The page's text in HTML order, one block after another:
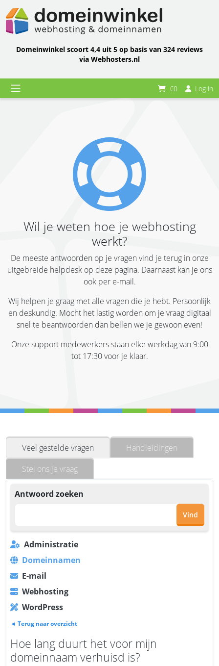
Domeinwinkel scoort 4,4 uit 5 op basis van 324 reviews
via Webhosters.nl
€0 Log in
Wil je weten hoe je webhosting
werkt?
De meeste antwoorden op je vragen vind je terug in onze
uitgebreide helpdesk op deze pagina. Daarnaast kan je ons
ook per e-mail.
Wij helpen je graag met alle vragen die je hebt. Persoonlijk
en deskundig. Mocht het lastig worden om je vraag digitaal
snel te beantwoorden dan bellen we je gewoon even!
Onze support medewerkers staan elke werkdag van 9:00
tot 17:30 voor je klaar.
Veel gestelde vragen
Handleidingen
Stel ons je vraag
Antwoord zoeken
Vind
Administratie
Domeinnamen
E-mail
Webhosting
WordPress
◄ Terug naar overzicht
Hoe lang duurt het voor mijn
domeinnaam verhuisd is?